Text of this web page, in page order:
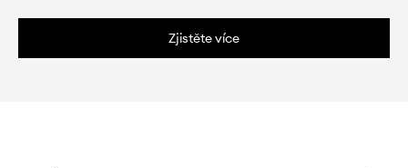
Zjistěte více